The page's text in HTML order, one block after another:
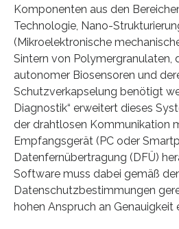
Komponenten aus den
Technologie, Nano-
(Mikroelektronische
Sintern von Polymergranulaten,
autonomer Biosensoren und
Schutzverkapselung benötigt
Diagnostik“ erweitert dieses
der drahtlosen Kommunikation
Empfangsgerät (PC oder
Datenfernübertragung (DFÜ)
Software muss dabei gemäß
Datenschutzbestimmungen
hohen Anspruch an Genauigkeit